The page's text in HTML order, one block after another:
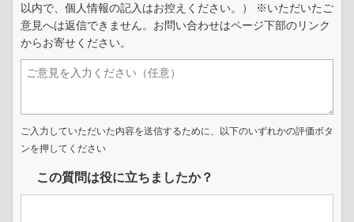
以内で、個人情報の記入はお控えください。） ※いただいたご
意見へは返信できません。お問い合わせはページ下部のリンク
からお寄せください。
ご入力していただいた内容を送信するために、以下のいずれかの評価ボタ
ンを押してください
この質問は役に立ちましたか？